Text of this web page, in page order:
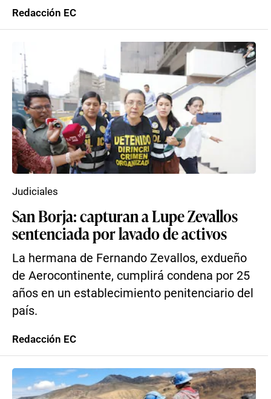
Redacción EC
San Borja: capturan a Lupe Zevallos
sentenciada por lavado de activos
La hermana de Fernando Zevallos, exdueño
de Aerocontinente, cumplirá condena por 25
años en un establecimiento penitenciario del
país.
Judiciales
Redacción EC